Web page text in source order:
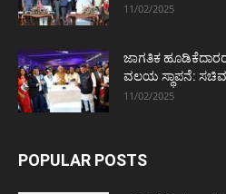
11/02/2025
ಜಾಗತಿಕ
ವಲಯ ಸ್ಥಾಪನೆ:
11/02/2025
POPULAR POSTS